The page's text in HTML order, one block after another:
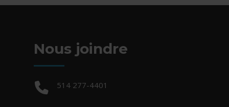
Nous joindre
Téléphone :
514 277-4401